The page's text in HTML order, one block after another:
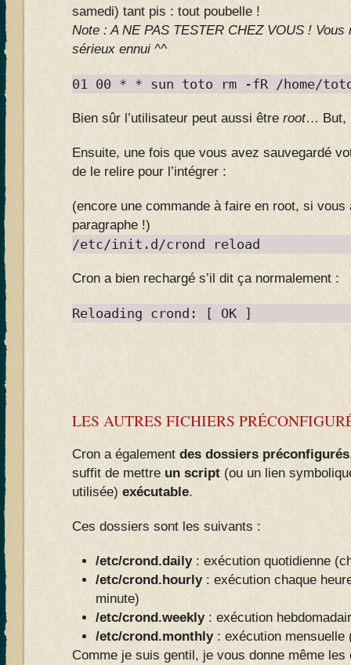
samedi) tant pis : tout poubelle !
Note : A NE PAS TESTER CHEZ VOUS ! Vous
sérieux ennui ^^
01 00 * * sun toto rm -fR /home/
Bien sûr l’utilisateur peut aussi être root… But,
Ensuite, une fois que vous avez sauvegardé
de le relire pour l’intégrer :
(encore une commande à faire en root, si
paragraphe !)
/etc/init.d/crond reload
Cron a bien rechargé s’il dit ça normalement :
Reloading crond: [ OK ]
LES AUTRES FICHIERS
Cron a également des dossiers préconfigurés
suffit de mettre un script (ou un lien
utilisée) exécutable.
Ces dossiers sont les suivants :
/etc/crond.daily: exécution quotidienne
/etc/crond.hourly: exécution chaque
minute)
/etc/crond.weekly: exécution
/etc/crond.monthly: exécution mensuelle
Comme je suis gentil, je vous donne même les